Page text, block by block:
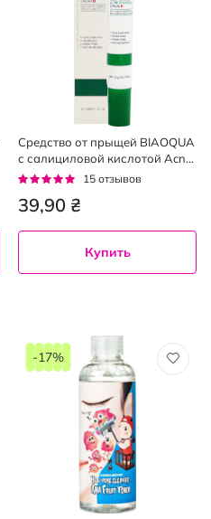
Средство от прыщей BIAOQUA
с салициловой кислотой Acne
Removal 20 г
Рейтинг:
15 отзывов
39,90 ₴
Купить
-17%